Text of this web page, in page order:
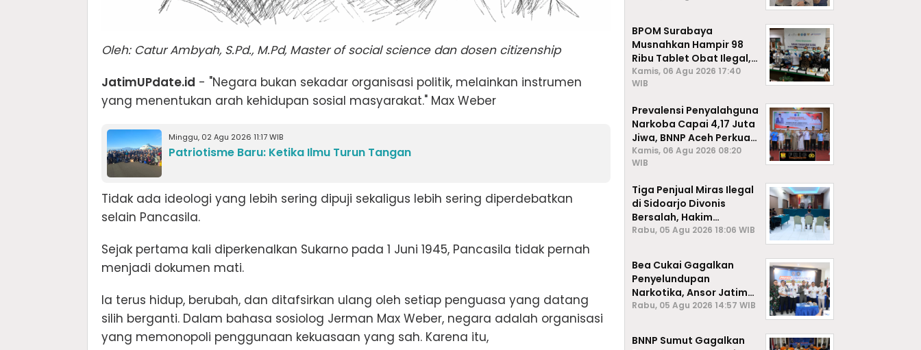
Oleh: Catur Ambyah, S.Pd., M.Pd, Master of social science dan dosen citizenship
JatimUPdate.id - "Negara bukan sekadar organisasi politik, melainkan instrumen
yang menentukan arah kehidupan sosial masyarakat." Max Weber
Minggu, 02 Agu 2026 11:17 WIB
Patriotisme Baru: Ketika Ilmu Turun Tangan
Tidak ada ideologi yang lebih sering dipuji sekaligus lebih sering diperdebatkan
selain Pancasila.
Sejak pertama kali diperkenalkan Sukarno pada 1 Juni 1945, Pancasila tidak pernah
menjadi dokumen mati.
Ia terus hidup, berubah, dan ditafsirkan ulang oleh setiap penguasa yang datang
silih berganti. Dalam bahasa sosiolog Jerman Max Weber, negara adalah organisasi
yang memonopoli penggunaan kekuasaan yang sah. Karena itu,
BPOM Surabaya
Musnahkan Hampir 98
Ribu Tablet Obat Ilegal,
Cegah Penyalahgunaan
di Kalangan Pelajar
Kamis, 06 Agu 2026 17:40
WIB
Prevalensi Penyalahguna
Narkoba Capai 4,17 Juta
Jiwa, BNNP Aceh Perkuat
P4GN di Subulussalam
Kamis, 06 Agu 2026 08:20
WIB
Tiga Penjual Miras Ilegal
di Sidoarjo Divonis
Bersalah, Hakim
Jatuhkan Denda hingga
Rabu, 05 Agu 2026 18:06 WIB
Bea Cukai Gagalkan
Penyelundupan
Narkotika, Ansor Jatim
Negara Tak Kalah dari
Rabu, 05 Agu 2026 14:57 WIB
BNNP Sumut Gagalkan